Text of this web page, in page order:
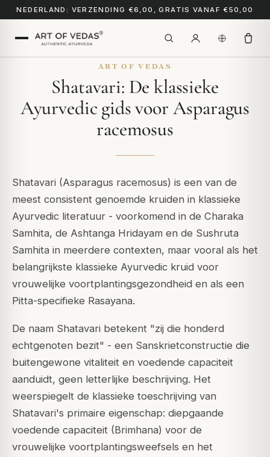
NEDERLAND: VERZENDING €6,00, GRATIS VANAF €50,00
ART OF VEDAS
Shatavari: De klassieke
Ayurvedic gids voor Asparagus
racemosus
Shatavari (Asparagus racemosus) is een van de
meest consistent genoemde kruiden in klassieke
Ayurvedic literatuur - voorkomend in de Charaka
Samhita, de Ashtanga Hridayam en de Sushruta
Samhita in meerdere contexten, maar vooral als het
belangrijkste klassieke Ayurvedic kruid voor
vrouwelijke voortplantingsgezondheid en als een
Pitta-specifieke Rasayana.
De naam Shatavari betekent "zij die honderd
echtgenoten bezit" - een Sanskrietconstructie die
buitengewone vitaliteit en voedende capaciteit
aanduidt, geen letterlijke beschrijving. Het
weerspiegelt de klassieke toeschrijving van
Shatavari's primaire eigenschap: diepgaande
voedende capaciteit (Brimhana) voor de
vrouwelijke voortplantingsweefsels en het